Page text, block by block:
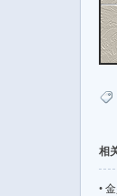
相
•